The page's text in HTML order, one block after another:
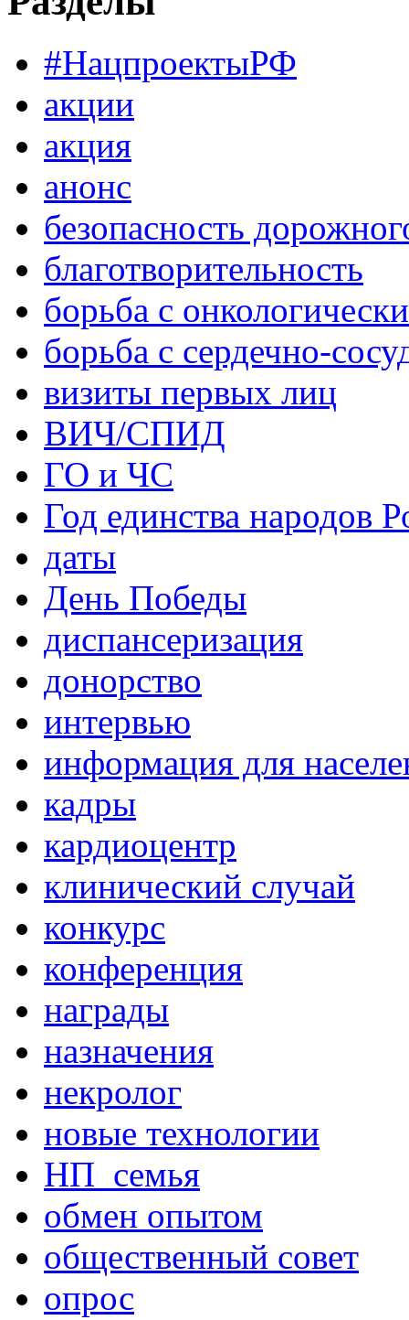
#НацпроектыРФ
акции
акция
анонс
безопасность
благотворительность
борьба с
борьба с сердечно-
визиты первых лиц
ВИЧ/СПИД
ГО и ЧС
Год единства народов
даты
День Победы
диспансеризация
донорство
интервью
информация для
кадры
кардиоцентр
клинический случай
конкурс
конференция
награды
назначения
некролог
новые технологии
НП_семья
обмен опытом
общественный совет
опрос